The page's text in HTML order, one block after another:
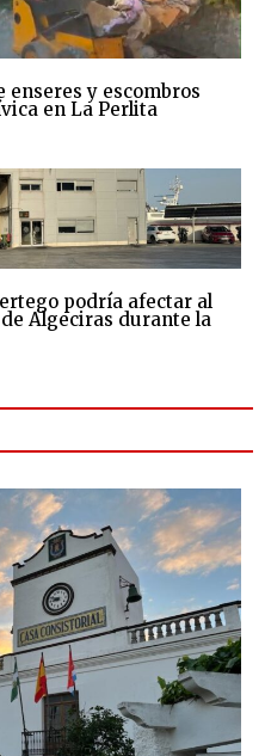
enseres y escombros
en La Perlita
podría afectar al
Algeciras durante la